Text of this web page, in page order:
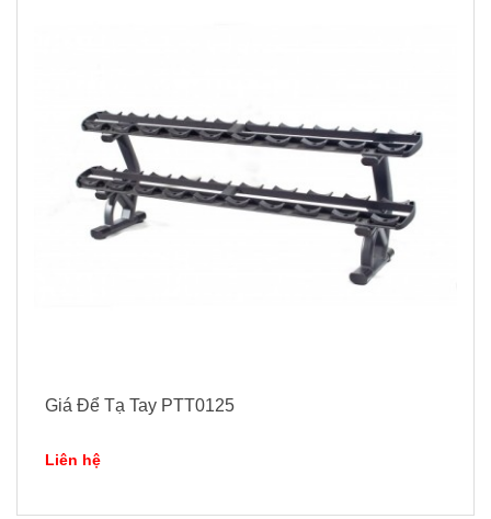
Giá Để Tạ Tay PTT0125
Liên hệ